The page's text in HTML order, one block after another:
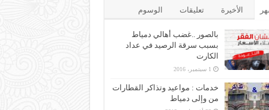
الأخيرة تعليقات الوسوم
بالصور ..غضب أهالي دمياط
بسبب سرقة الرصيد في عداد
الكارت
1 سبتمبر، 2016
خدمات : مواعيد وتذاكر القطارات
من وإلى دمياط